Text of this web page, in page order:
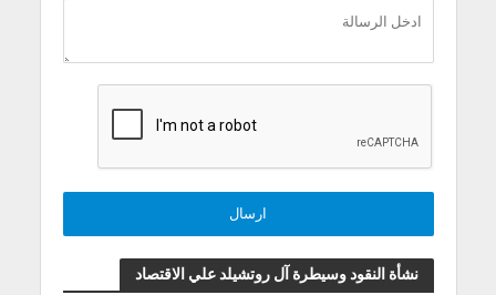
نشأة النقود وسيطرة آل روتشيلد علي الاقتصاد